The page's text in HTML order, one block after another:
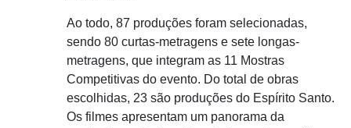
Ao todo, 87 produções foram selecionadas,
sendo 80 curtas-metragens e sete longas-
metragens, que integram as 11 Mostras
Competitivas do evento. Do total de obras
escolhidas, 23 são produções do Espírito Santo.
Os filmes apresentam um panorama da